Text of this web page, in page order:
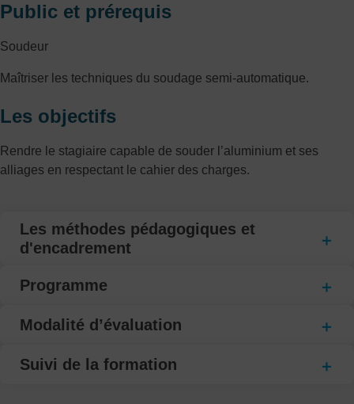
Public et prérequis
Soudeur
Maîtriser les techniques du soudage semi-automatique.
Les objectifs
Rendre le stagiaire capable de souder l’aluminium et ses
alliages en respectant le cahier des charges.
Les méthodes pédagogiques et
d'encadrement
Programme
Modalité d’évaluation
Suivi de la formation